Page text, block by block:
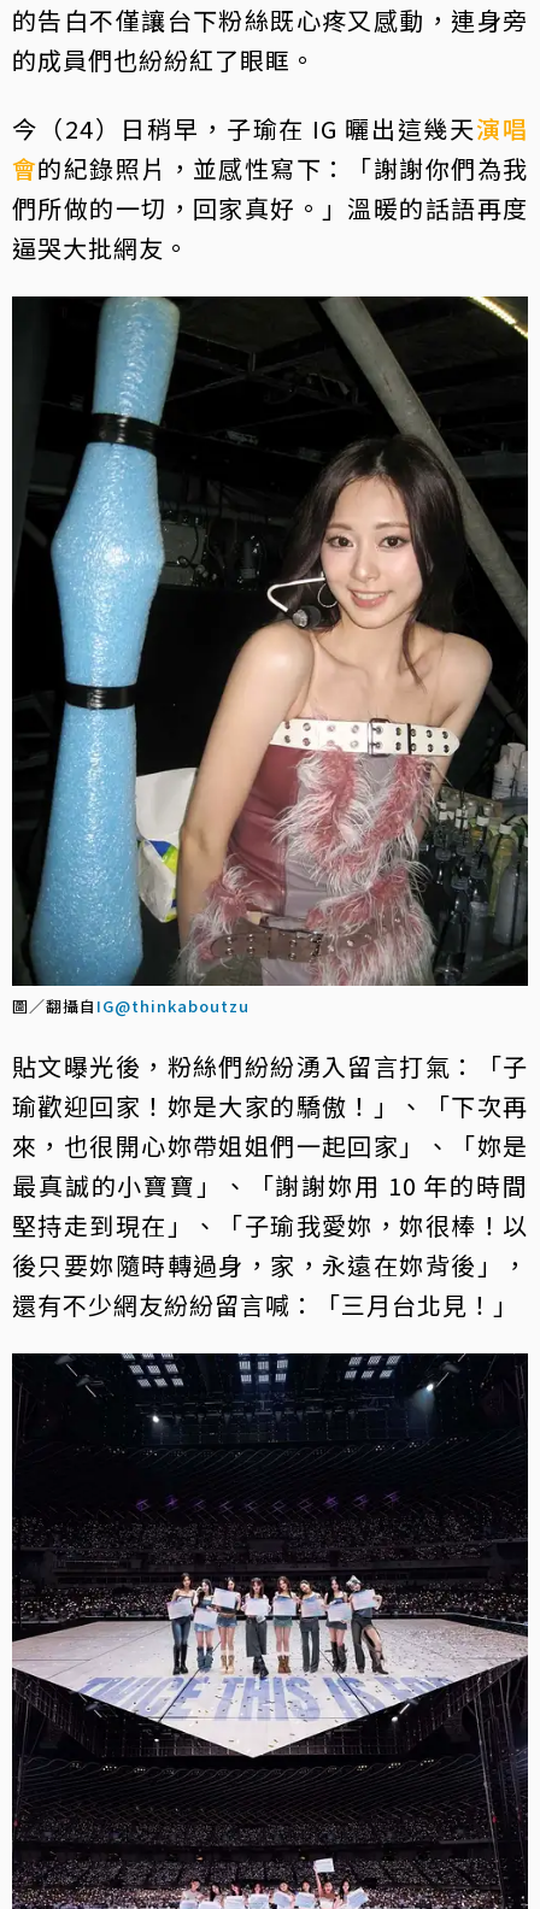
的告白不僅讓台下粉絲既心疼又感動，連身旁
的成員們也紛紛紅了眼眶。
今（24）日稍早，子瑜在 IG 曬出這幾天演唱
會的紀錄照片，並感性寫下：「謝謝你們為我
們所做的一切，回家真好。」溫暖的話語再度
逼哭大批網友。
圖／翻攝自 IG@thinkaboutzu
貼文曝光後，粉絲們紛紛湧入留言打氣：「子
瑜歡迎回家！妳是大家的驕傲！」、「下次再
來，也很開心妳帶姐姐們一起回家」、「妳是
最真誠的小寶寶」、「謝謝妳用 10 年的時間
堅持走到現在」、「子瑜我愛妳，妳很棒！以
後只要妳隨時轉過身，家，永遠在妳背後」，
還有不少網友紛紛留言喊：「三月台北見！」